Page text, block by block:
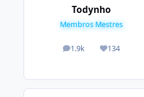
Todynho
Membros Mestres
1.9k
posts 134
Reputation